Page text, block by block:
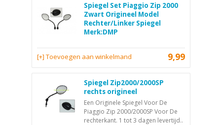
Spiegel Set Piaggio Zip 2000
Zwart Origineel Model
Rechter/Linker Spiegel
Merk:DMP
9,99
[+] Toevoegen aan winkelmand
Spiegel Zip2000/2000SP
rechts origineel
Een Originele Spiegel Voor De
Piaggio Zip 2000/2000SP Voor De
rechterkant. 1 tot 3 dagen levertijd..